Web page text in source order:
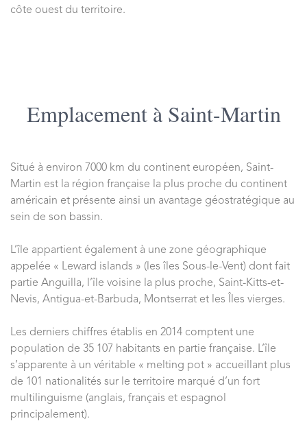
côte ouest du territoire.
Emplacement à Saint-Martin
Situé à environ 7000 km du continent européen, Saint-
Martin est la région française la plus proche du continent
américain et présente ainsi un avantage géostratégique au
sein de son bassin.
L’île appartient également à une zone géographique
appelée « Leward islands » (les îles Sous-le-Vent) dont fait
partie Anguilla, l’île voisine la plus proche, Saint-Kitts-et-
Nevis, Antigua-et-Barbuda, Montserrat et les Îles vierges.
Les derniers chiffres établis en 2014 comptent une
population de 35 107 habitants en partie française. L’île
s’apparente à un véritable « melting pot » accueillant plus
de 101 nationalités sur le territoire marqué d’un fort
multilinguisme (anglais, français et espagnol
principalement).